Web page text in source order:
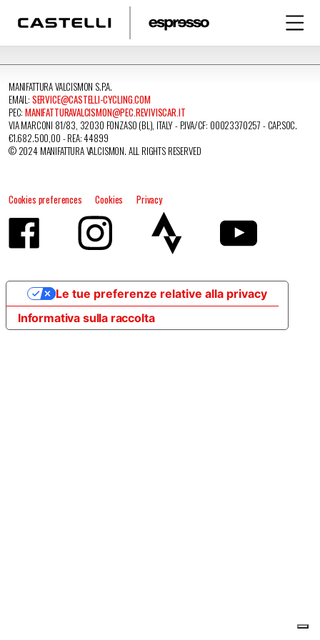
MANIFATTURA VALCISMON S.P.A.
EMAIL: SERVICE@CASTELLI-CYCLING.COM
PEC:MANIFATTURAVALCISMON@PEC.REVIVISCAR.IT
VIA MARCONI 81/83, 32030 FONZASO (BL), ITALY - P.IVA/CF: 00023370257 - CAP.SOC.
€1.682.500,00 - REA: 44899
© 2024 MANIFATTURA VALCISMON. ALL RIGHTS RESERVED
Cookies preferences Cookies Privacy
Informativa sulla raccolta
Le tue preferenze relative alla privacy